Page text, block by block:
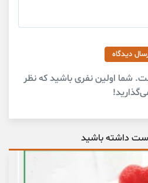
دیدگاه
شما اولین نفری باشید که نظر
داشته باشید